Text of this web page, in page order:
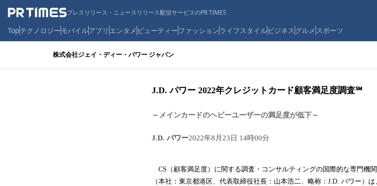
プレスリリース・ニュースリリース配信サービスのPR TIMES
Topテクノロジーモバイルアプリ エンタメ ビューティーファッションライフスタイルビジネス グルメ スポーツ
株式会社ジェイ・ディー・パワー ジャパン
J.D. パワー 2022年クレジットカード顧客満足度調査℠
～メインカードのヘビーユーザーの満足度が低下～
J.D. パワー2022年8月23日 14時00分
CS（顧客満足度）に関する調査・コンサルティングの国際的な専門機
（本社：東京都港区、代表取締役社長：山本浩二、略称：J.D. パワー）は